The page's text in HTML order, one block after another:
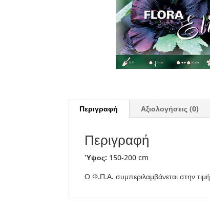
Περιγραφή Αξιολογήσεις (0)
Περιγραφή
Ύψος: 150-200 cm
Ο Φ.Π.Α. συμπεριλαμβάνεται στην τιμή